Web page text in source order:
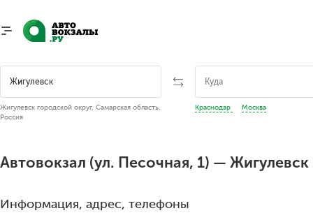
Жигулевск городской округ, Самарская область,
Россия
Краснодар Москва
Автовокзал (ул. Песочная, 1) — Жигулевск
Информация, адрес, телефоны